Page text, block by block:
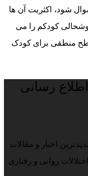
شود، اکثریت آن ها
کودکم را می
منطقی برای کودک
اطلاع رسانی
اخبار و مقالات
روانی و رفتاری